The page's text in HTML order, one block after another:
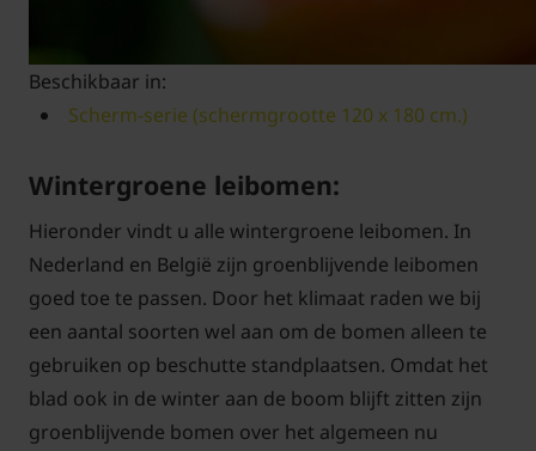
Beschikbaar in:
Scherm-serie (schermgrootte 120 x 180 cm.)
Wintergroene leibomen:
Hieronder vindt u alle wintergroene leibomen. In
Nederland en België zijn groenblijvende leibomen
goed toe te passen. Door het klimaat raden we bij
een aantal soorten wel aan om de bomen alleen te
gebruiken op beschutte standplaatsen. Omdat het
blad ook in de winter aan de boom blijft zitten zijn
groenblijvende bomen over het algemeen nu